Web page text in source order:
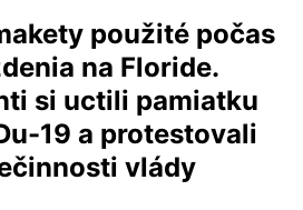
použité počas
na Floride.
si uctili pamiatku
19 a protestovali
vlády